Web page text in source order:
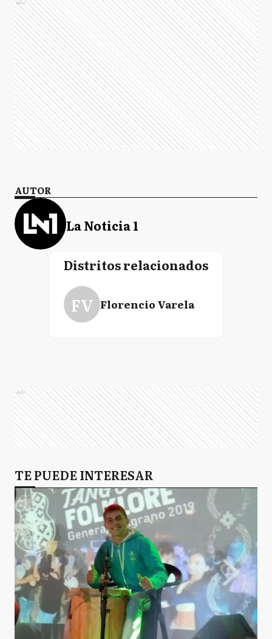
Ads
AUTOR
La Noticia 1
Distritos relacionados
FV Florencio Varela
Ads
TE PUEDE INTERESAR